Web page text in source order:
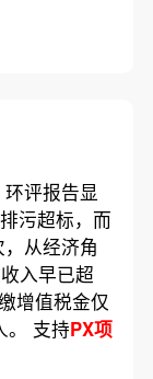
评报告显
污超标，而
，从经济角
入早已超
增值税金仅
。 支持PX项